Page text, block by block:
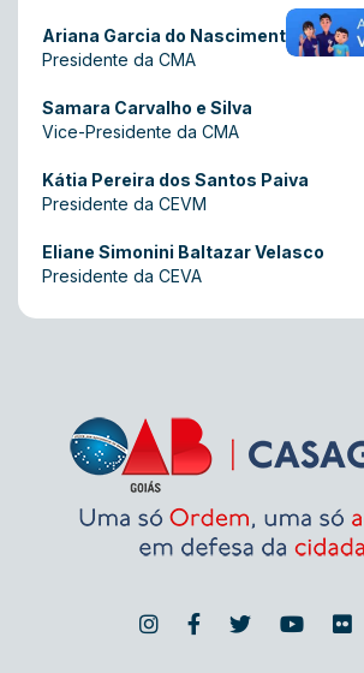
Ariana Garcia do Nascimento Teles
Presidente da CMA
Samara Carvalho e Silva
Vice-Presidente da CMA
Kátia Pereira dos Santos Paiva
Presidente da CEVM
Eliane Simonini Baltazar Velasco
Presidente da CEVA